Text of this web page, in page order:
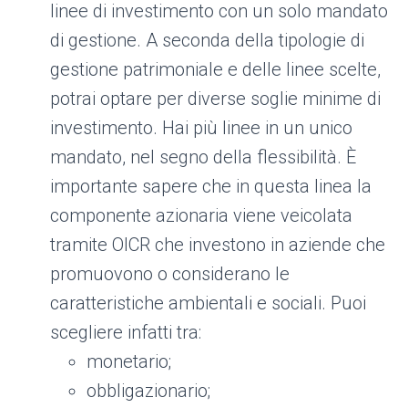
linee di investimento con un solo mandato
di gestione. A seconda della tipologie di
gestione patrimoniale e delle linee scelte,
potrai optare per diverse soglie minime di
investimento. Hai più linee in un unico
mandato, nel segno della flessibilità. È
importante sapere che in questa linea la
componente azionaria viene veicolata
tramite OICR che investono in aziende che
promuovono o considerano le
caratteristiche ambientali e sociali. Puoi
scegliere infatti tra:
monetario;
obbligazionario;